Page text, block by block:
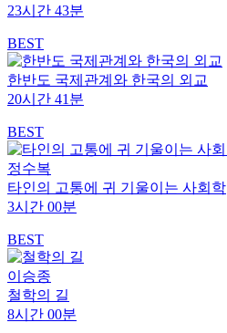
23시간 43분
BEST
한반도 국제관계와 한국의 외교
20시간 41분
BEST
정수복
타인의 고통에 귀 기울이는 사회학
3시간 00분
BEST
이승종
철학의 길
8시간 00분